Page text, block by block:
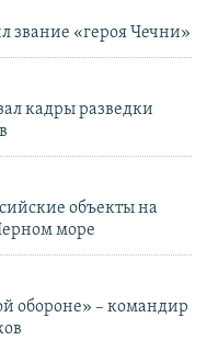
звание «героя Чечни»
кадры разведки
объекты на
море
обороне» – командир